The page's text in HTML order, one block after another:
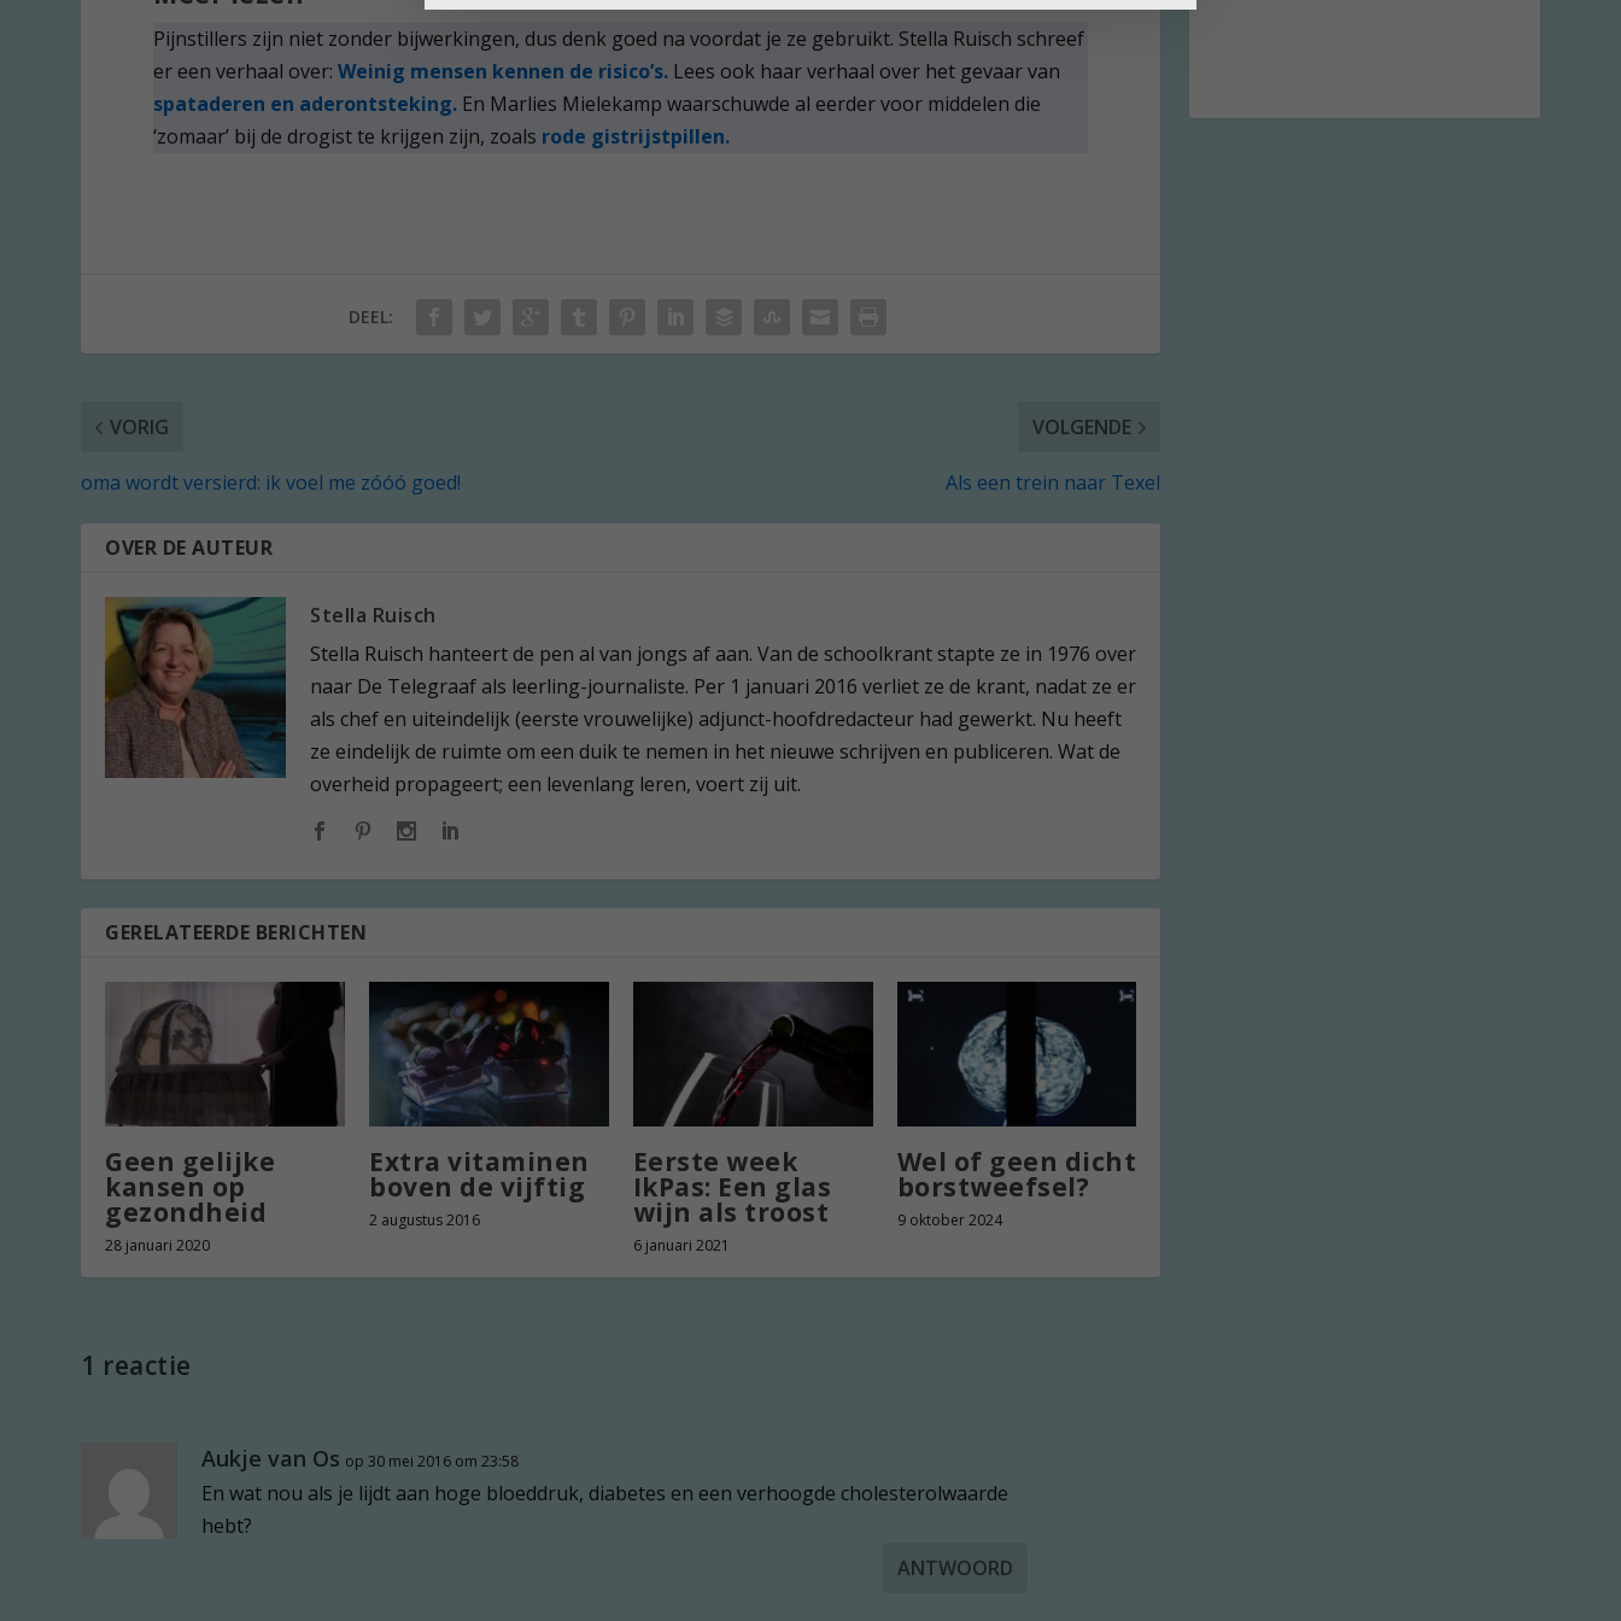
Pijnstillers zijn niet zonder bijwerkingen, dus denk goed na voordat je ze gebruikt. Stella Ruisch schreef
er een verhaal over:Weinig mensen kennen de risico’s. Lees ook haar verhaal over het gevaar van
spataderen en aderontsteking. En Marlies Mielekamp waarschuwde al eerder voor middelen die
‘zomaar’ bij de drogist te krijgen zijn, zoals rode gistrijstpillen.
DEEL:
VORIG
oma wordt versierd: ik voel me zóóó goed!
VOLGENDE
Als een trein naar Texel
OVER DE AUTEUR
Stella Ruisch
Stella Ruisch hanteert de pen al van jongs af aan. Van de schoolkrant stapte ze in 1976 over
naar De Telegraaf als leerling-journaliste. Per 1 januari 2016 verliet ze de krant, nadat ze er
als chef en uiteindelijk (eerste vrouwelijke) adjunct-hoofdredacteur had gewerkt. Nu heeft
ze eindelijk de ruimte om een duik te nemen in het nieuwe schrijven en publiceren. Wat de
overheid propageert; een levenlang leren, voert zij uit.
GERELATEERDE BERICHTEN
Geen gelijke
kansen op
gezondheid
28 januari 2020
Extra vitaminen
boven de vijftig
2 augustus 2016
Eerste week
IkPas: Een glas
wijn als troost
6 januari 2021
Wel of geen dicht
borstweefsel?
9 oktober 2024
1 reactie
Aukje van Os op 30 mei 2016 om 23:58
En wat nou als je lijdt aan hoge bloeddruk, diabetes en een verhoogde cholesterolwaarde
hebt?
ANTWOORD